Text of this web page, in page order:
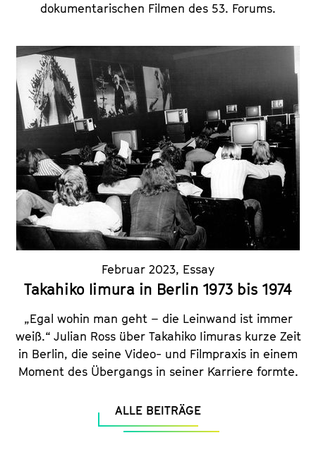
dokumentarischen Filmen des 53. Forums.
Februar 2023, Essay
Takahiko Iimura in Berlin 1973 bis 1974
„Egal wohin man geht – die Leinwand ist immer
weiß.“ Julian Ross über Takahiko Iimuras kurze Zeit
in Berlin, die seine Video- und Filmpraxis in einem
Moment des Übergangs in seiner Karriere formte.
ALLE BEITRÄGE